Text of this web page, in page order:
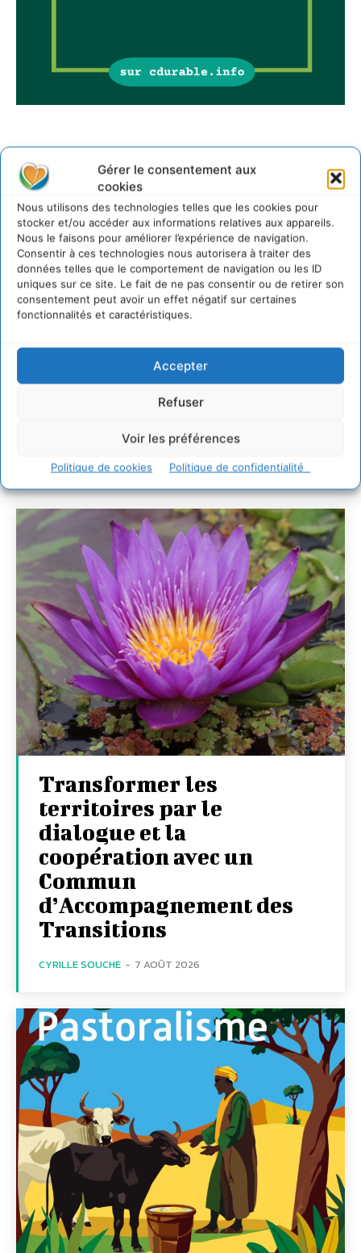
Gérer le consentement aux
cookies
Nous utilisons des technologies telles que les cookies pour
stocker et/ou accéder aux informations relatives aux appareils.
Nous le faisons pour améliorer l’expérience de navigation.
Consentir à ces technologies nous autorisera à traiter des
données telles que le comportement de navigation ou les ID
uniques sur ce site. Le fait de ne pas consentir ou de retirer son
consentement peut avoir un effet négatif sur certaines
fonctionnalités et caractéristiques.
Accepter
Refuser
Voir les préférences
Politique de cookies Politique de confidentialité
Sur Cdurable
Comment le sol français a perdu sa mémoire
hydrique et déréglé tout le territoire (2020-2026)
2 août 2026
Développer notre attention aux espèces vivantes
non humaines avec les communs de Zoepolis
30 juillet 2026
Un kit citoyen pour lever les freins au
villes
L’éco-anxiété informe et l’éco-lucidité transforme
7 indicateurs pour des villes résilientes et durables,
adaptées au changement climatique
27 juillet 2026
Transformer les
territoires par le
dialogue et la
coopération avec un
Commun
d’Accompagnement des
Transitions
CYRILLE SOUCHE - 7 AOÛT 2026